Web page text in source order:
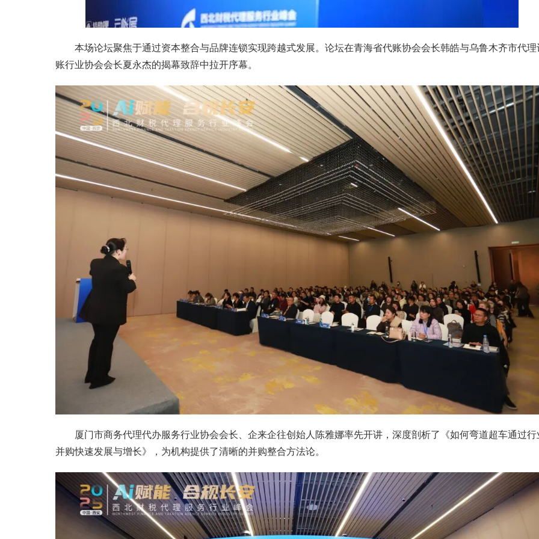
本场论坛聚焦于通过资本整合与品牌连锁实现跨越式发展。论坛在青海省代账协会会长韩皓与乌鲁木齐市代理
账行业协会会长夏永杰的揭幕致辞中拉开序幕。
厦门市商务代理代办服务行业协会会长、企来企往创始人陈雅娜率先开讲，深度剖析了《如何弯道超车通过行
并购快速发展与增长》，为机构提供了清晰的并购整合方法论。